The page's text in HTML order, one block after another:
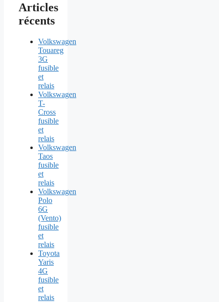
Articles
récents
Volkswagen
Touareg
3G
fusible
et
relais
Volkswagen
T-
Cross
fusible
et
relais
Volkswagen
Taos
fusible
et
relais
Volkswagen
Polo
6G
(Vento)
fusible
et
relais
Toyota
Yaris
4G
fusible
et
relais